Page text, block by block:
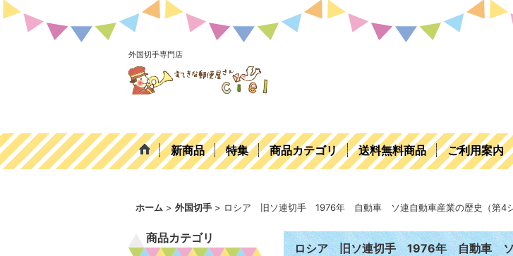
外国切手専門店
新商品 特集 商品カテゴリ 送料無料商品 ご利用案内
ホーム > 外国切手 > ロシア 旧ソ連切手 1976年 自動車 ソ連自動車産業の歴史（第4
商品カテゴリ
ロシア 旧ソ連切手 1976年 自動車 ソ